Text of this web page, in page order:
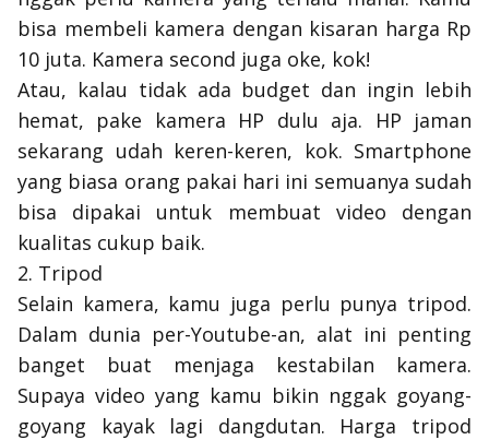
bisa membeli kamera dengan kisaran harga Rp
10 juta. Kamera second juga oke, kok!
Atau, kalau tidak ada budget dan ingin lebih
hemat, pake kamera HP dulu aja. HP jaman
sekarang udah keren-keren, kok. Smartphone
yang biasa orang pakai hari ini semuanya sudah
bisa dipakai untuk membuat video dengan
kualitas cukup baik.
2. Tripod
Selain kamera, kamu juga perlu punya tripod.
Dalam dunia per-Youtube-an, alat ini penting
banget buat menjaga kestabilan kamera.
Supaya video yang kamu bikin nggak goyang-
goyang kayak lagi dangdutan. Harga tripod